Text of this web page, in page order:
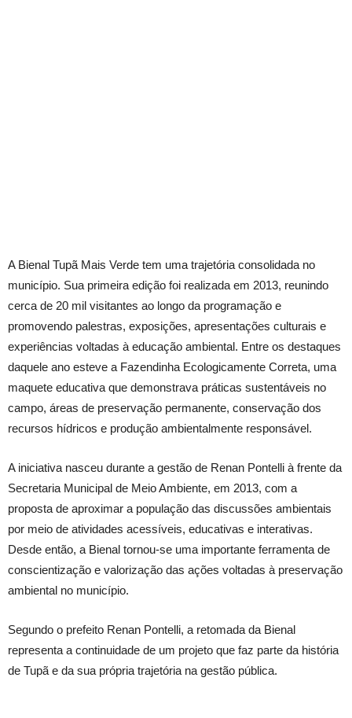
A Bienal Tupã Mais Verde tem uma trajetória consolidada no
município. Sua primeira edição foi realizada em 2013, reunindo
cerca de 20 mil visitantes ao longo da programação e
promovendo palestras, exposições, apresentações culturais e
experiências voltadas à educação ambiental. Entre os destaques
daquele ano esteve a Fazendinha Ecologicamente Correta, uma
maquete educativa que demonstrava práticas sustentáveis no
campo, áreas de preservação permanente, conservação dos
recursos hídricos e produção ambientalmente responsável.
A iniciativa nasceu durante a gestão de Renan Pontelli à frente da
Secretaria Municipal de Meio Ambiente, em 2013, com a
proposta de aproximar a população das discussões ambientais
por meio de atividades acessíveis, educativas e interativas.
Desde então, a Bienal tornou-se uma importante ferramenta de
conscientização e valorização das ações voltadas à preservação
ambiental no município.
Segundo o prefeito Renan Pontelli, a retomada da Bienal
representa a continuidade de um projeto que faz parte da história
de Tupã e da sua própria trajetória na gestão pública.